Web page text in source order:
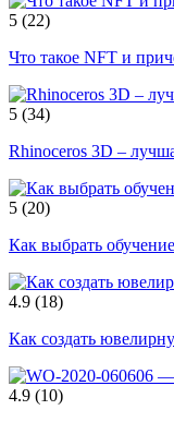
5 (22)
Что такое NFT и
5 (34)
Rhinoceros 3D –
5 (20)
Как выбрать
4.9 (18)
Как создать
4.9 (10)